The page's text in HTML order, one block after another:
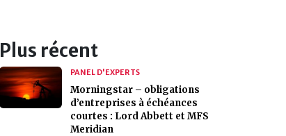
Plus récent
PANEL D'EXPERTS
Morningstar – obligations
d’entreprises à échéances
courtes : Lord Abbett et MFS
Meridian